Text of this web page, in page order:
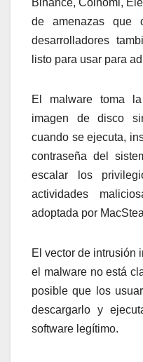
Binance, Coinomi,
de amenazas que
desarrolladores
listo para usar para
El malware toma
imagen de disco
cuando se ejecuta,
contraseña del
escalar los
actividades
adoptada por
El vector de intrusión
el malware no está
posible que los
descargarlo y
software legítimo.